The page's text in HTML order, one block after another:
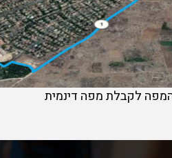
לקבלת מפה דינמית